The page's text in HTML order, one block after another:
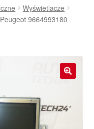
Wyświetlacze
9664993180